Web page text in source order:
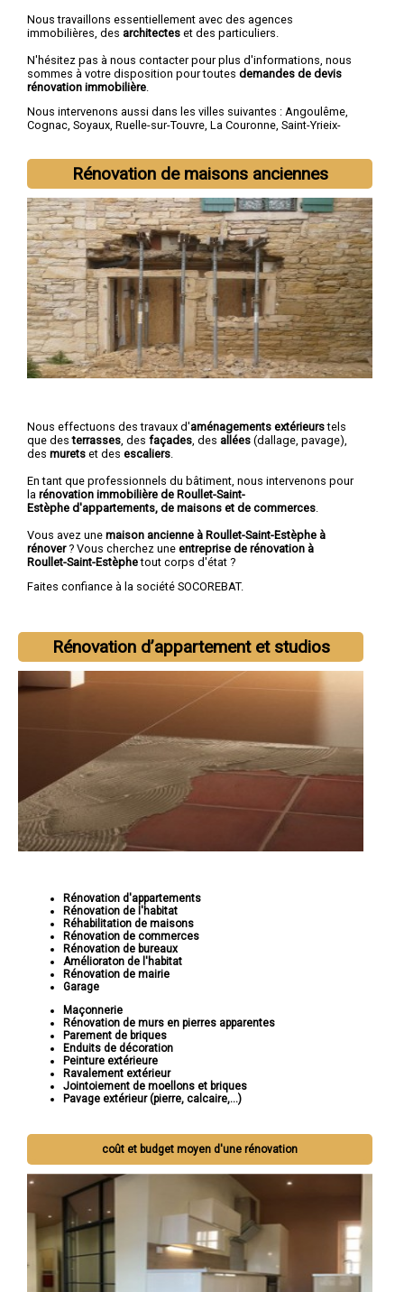
Nous travaillons essentiellement avec des agences
immobilières, des architectes et des particuliers.
N'hésitez pas à nous contacter pour plus d'informations, nous
sommes à votre disposition pour toutes demandes de devis
rénovation immobilière
Nous intervenons aussi dans les villes suivantes : Angoulême,
Cognac, Soyaux, Ruelle-sur-Touvre, La Couronne, Saint-Yrieix-
Rénovation de maisons anciennes
Nous effectuons des travaux d'aménagements extérieurstels
que desterrasses , des façades , des allées (dallage, pavage),
des murets et des escaliers
En tant que professionnels du bâtiment, nous intervenons pour
la rénovation immobilière de Roullet-Saint-
Estèphe d'appartements, de maisons et de commerces
Vous avez une maison ancienne à Roullet-Saint-Estèphe à
rénover? Vous cherchez une entreprise de rénovation à
Roullet-Saint-Estèphetout corps d'état ?
Faites confiance à la société SOCOREBAT.
Rénovation d’appartement et studios
Rénovation d'appartements
Rénovation de l'habitat
Réhabilitation de maisons
Rénovation de commerces
Rénovation de bureaux
Amélioraton de l'habitat
Rénovation de mairie
Garage
Maçonnerie
Rénovation de murs en pierres apparentes
Parement de briques
Enduits de décoration
Peinture extérieure
Ravalement extérieur
Jointoiement de moellons et briques
Pavage extérieur (pierre, calcaire,...)
coût et budget moyen d'une rénovation